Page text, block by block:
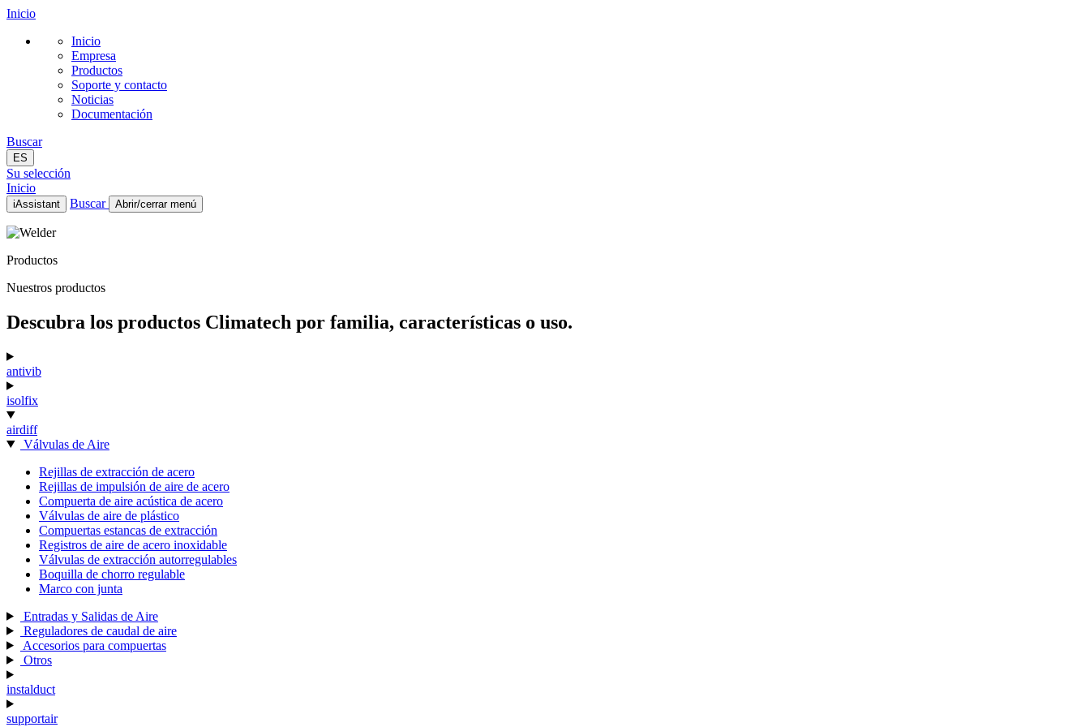
Inicio
Inicio
Empresa
Productos
Soporte y contacto
Noticias
Documentación
Buscar
ES
Su selección
Inicio
iAssistant Buscar Abrir/cerrar menú
Inicio
Productos
Noticias
ES
Productos
Nuestros productos
Descubra los productos Climatech por familia, características o uso.
antivib
isolfix
airdiff
Válvulas de Aire
Rejillas de extracción de acero
Rejillas de impulsión de aire de acero
Compuerta de aire acústica de acero
Válvulas de aire de plástico
Compuertas estancas de extracción
Registros de aire de acero inoxidable
Válvulas de extracción autorregulables
Boquilla de chorro regulable
Marco con junta
Entradas y Salidas de Aire
Reguladores de caudal de aire
Accesorios para compuertas
Otros
instalduct
supportair